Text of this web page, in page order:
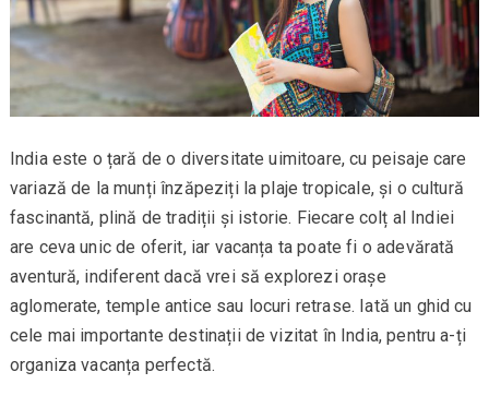
India este o țară de o diversitate uimitoare, cu peisaje care
variază de la munți înzăpeziți la plaje tropicale, și o cultură
fascinantă, plină de tradiții și istorie. Fiecare colț al Indiei
are ceva unic de oferit, iar vacanța ta poate fi o adevărată
aventură, indiferent dacă vrei să explorezi orașe
aglomerate, temple antice sau locuri retrase. Iată un ghid cu
cele mai importante destinații de vizitat în India, pentru a-ți
organiza vacanța perfectă.